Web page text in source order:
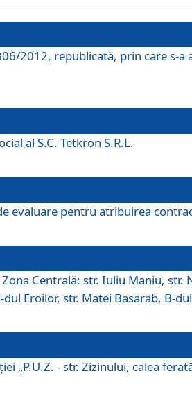
2012, republicată, prin care s-
al S.C. Tetkron S.R.L.
evaluare pentru atribuirea
Zona Centrală: str. Iuliu Maniu,
Eroilor, str. Matei Basarab, B-
„P.U.Z. - str. Zizinului, calea